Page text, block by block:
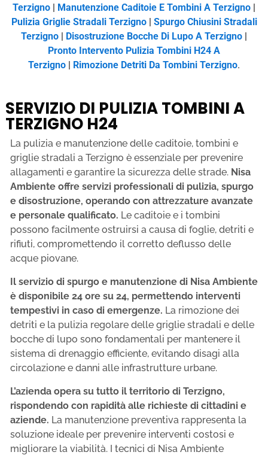
Terzigno | Manutenzione Caditoie E Tombini A Terzigno |
Pulizia Griglie Stradali Terzigno| Spurgo Chiusini Stradali
Terzigno | Disostruzione Bocche Di Lupo A Terzigno |
Pronto Intervento Pulizia Tombini H24 A
Terzigno | Rimozione Detriti Da Tombini Terzigno.
SERVIZIO DI PULIZIA TOMBINI A
TERZIGNO H24
La pulizia e manutenzione delle caditoie, tombini e
griglie stradali a Terzigno è essenziale per prevenire
allagamenti e garantire la sicurezza delle strade. Nisa
Ambiente offre servizi professionali di pulizia, spurgo
e disostruzione, operando con attrezzature avanzate
e personale qualificato. Le caditoie e i tombini
possono facilmente ostruirsi a causa di foglie, detriti e
rifiuti, compromettendo il corretto deflusso delle
acque piovane.
Il servizio di spurgo e manutenzione di Nisa Ambiente
è disponibile 24 ore su 24, permettendo interventi
tempestivi in caso di emergenze. La rimozione dei
detriti e la pulizia regolare delle griglie stradali e delle
bocche di lupo sono fondamentali per mantenere il
sistema di drenaggio efficiente, evitando disagi alla
circolazione e danni alle infrastrutture urbane.
L’azienda opera su tutto il territorio di Terzigno,
rispondendo con rapidità alle richieste di cittadini e
aziende. La manutenzione preventiva rappresenta la
soluzione ideale per prevenire interventi costosi e
migliorare la viabilità. I tecnici di Nisa Ambiente